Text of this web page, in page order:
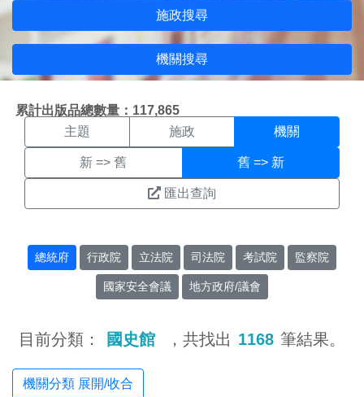
施政搜尋
機關搜尋
累計出版品總數量：117,865
機關搜尋結果頁面
主題 施政 機關
新 => 舊 舊 => 新
匯出查詢
總統府 行政院 立法院 司法院 考試院 監察院
國家安全會議 地方政府/議會
目前分類： 國史館 ，共找出 1168 筆結果。
機關分類 展開/收合